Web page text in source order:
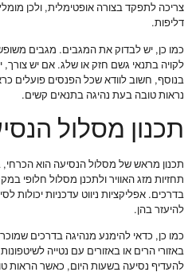
צריכה לתפקד בצורה אופטימלית, ולכן
דליפות.
כמו כן, יש לבדוק את המגבים. מגבים
לקויה בתנאי גשם חזק או שלג. אם יש
בנוסף, חשוב לוודא שכל הפנסים פועלים
נראות טובה בעת נהיגה בתנאים קשים.
תכנון מסלול
תכנון מראש של מסלול הנסיעה הוא
תחזיות מזג האוויר ולתכנן מסלול חלופי
בדרכים. אפליקציות ניווט עדכניות יכולות
להיעזר בהן.
כמו כן, כדאי להימנע מנהיגה בדרכים
באזורי הרים או באזורים עם נטייה
להעדיף נסיעה בשעות היום, כאשר הראות